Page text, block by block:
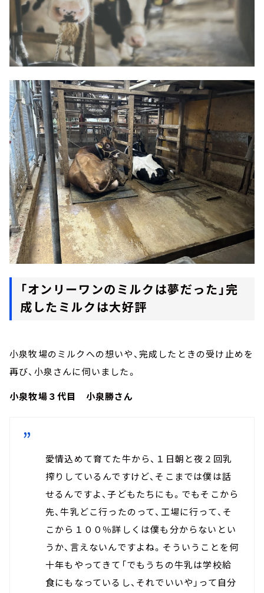
「オンリーワンのミルクは夢だった」完
成したミルクは大好評
小泉牧場のミルクへの想いや、完成したときの受け止めを
再び、小泉さんに伺いました。
小泉牧場３代目 小泉勝さん
愛情込めて育てた牛から、１日朝と夜２回乳
搾りしているんですけど、そこまでは僕は話
せるんですよ、子どもたちにも。でもそこから
先、牛乳どこ行ったのって、工場に行って、そ
こから１００％詳しくは僕も分からないとい
うか、言えないんですよね。そういうことを何
十年もやってきて「でもうちの牛乳は学校給
食にもなっているし、それでいいや」って自分